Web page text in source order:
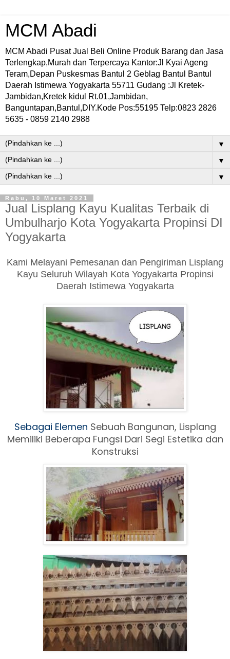
MCM Abadi
MCM Abadi Pusat Jual Beli Online Produk Barang dan Jasa
Terlengkap,Murah dan Terpercaya Kantor:Jl Kyai Ageng
Teram,Depan Puskesmas Bantul 2 Geblag Bantul Bantul
Daerah Istimewa Yogyakarta 55711 Gudang :Jl Kretek-
Jambidan,Kretek kidul Rt.01,Jambidan,
Banguntapan,Bantul,DIY.Kode Pos:55195 Telp:0823 2826
5635 - 0859 2140 2988
▼
▼
▼
Rabu, 10 Maret 2021
Jual Lisplang Kayu Kualitas Terbaik di
Umbulharjo Kota Yogyakarta Propinsi DI
Yogyakarta
Kami Melayani Pemesanan dan Pengiriman Lisplang
Kayu Seluruh Wilayah Kota Yogyakarta Propinsi
Daerah Istimewa Yogyakarta
Sebagai Elemen Sebuah Bangunan, Lisplang
Memiliki Beberapa Fungsi Dari Segi Estetika dan
Konstruksi